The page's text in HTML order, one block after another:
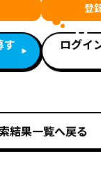
す
登
ログイ
結果一覧へ戻る